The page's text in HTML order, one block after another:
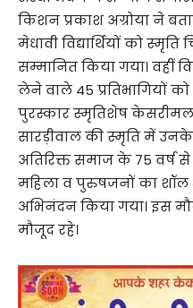
किशन प्रकाश अग्रोया ने
मेधावी विद्यार्थियों को स्मृति
सम्मानित किया गया। वहीं
लेने वाले 45 प्रतिभागियों
पुरस्कार स्मृतिशेष केसरीमल
सारड़ीवाल की स्मृति में उनके
अतिरिक्त समाज के 75 वर्ष
महिला व पुरुषजनों का
अभिनंदन किया गया। इस
मौजूद रहे।